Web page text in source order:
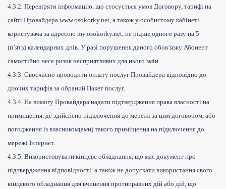
4.3.2. Перевіряти інформацію, що стосується умов Договору, тарифі на
сайті Провайдера www.osokorky.net, а також у особистому кабiнетi
користувача за адресою my.osokorky.net, не рідше одного разу на 5
(п’ять) календарних днів. У разі порушення даного обов’язку Абонент
самостійно несе ризик несприятливих для нього змін.
4.3.3. Своєчасно проводити оплату послуг Провайдера відповідно до
діючих тарифів за обраний Пакет послуг.
4.3.4. На вимогу Провайдера надати підтвердження права власності на
приміщення, де здійснено підключення до мережі за цим договором, або
погодження із власником(ами) такого приміщення на підключення до
мережі Інтернет.
4.3.5. Використовувати кінцеве обладнання, що має документ про
підтвердження відповідності. а також не допускати використання свого
кінцевого обладнання для вчинення протиправних дій або дій, що